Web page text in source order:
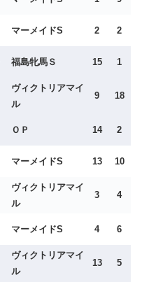
マーメイドS 2 2
福島牝馬Ｓ 15 1
ヴィクトリアマイ
ル
9 18
ＯＰ 14 2
マーメイドS 13 10
ヴィクトリアマイ
ル
3 4
マーメイドS 4 6
ヴィクトリアマイ
ル
13 5